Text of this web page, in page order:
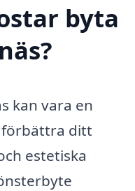
byta
kan vara en
ditt
estetiska